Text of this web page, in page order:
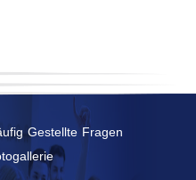
Gestellte Fragen